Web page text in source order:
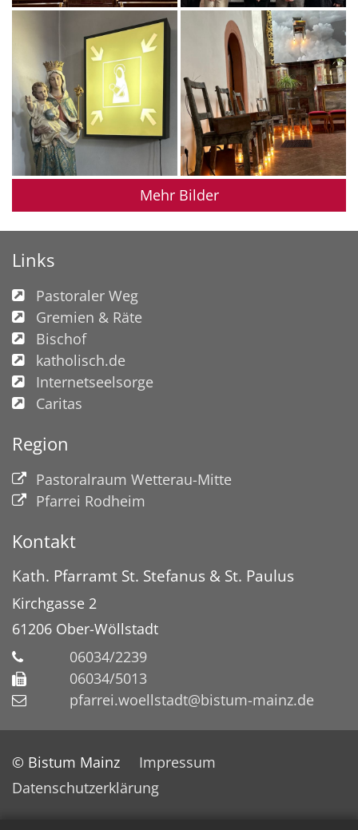
Mehr Bilder
Links
Pastoraler Weg
Gremien & Räte
Bischof
katholisch.de
Internetseelsorge
Caritas
Region
Pastoralraum Wetterau-Mitte
Pfarrei Rodheim
Kontakt
Kath. Pfarramt St. Stefanus & St. Paulus
Kirchgasse 2
61206 Ober-Wöllstadt
06034/2239
06034/5013
pfarrei.woellstadt@bistum-mainz.de
© Bistum Mainz
Impressum
Datenschutzerklärung